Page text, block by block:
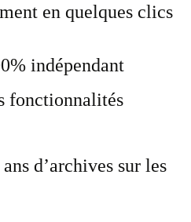
en quelques clics
indépendant
fonctionnalités
d’archives sur les